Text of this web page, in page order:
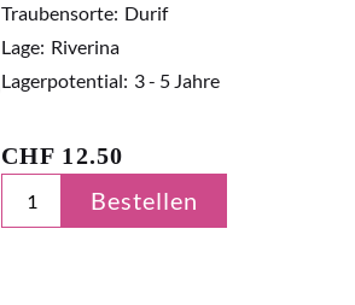
Traubensorte: Durif
Lage: Riverina
Lagerpotential: 3 - 5 Jahre
CHF 12.50
Bestellen